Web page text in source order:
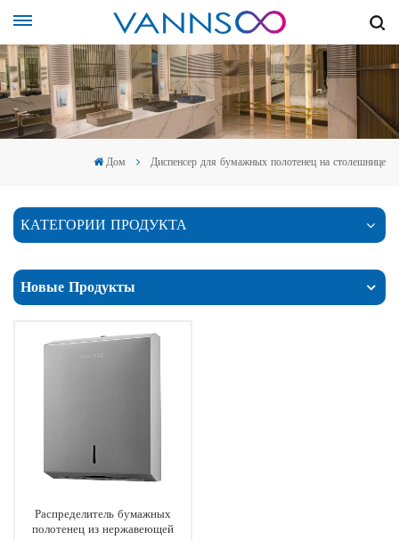
Дом Диспенсер для бумажных полотенец на столешнице
КАТЕГОРИИ ПРОДУКТА
Новые Продукты
Распределитель бумажных
полотенец из нержавеющей